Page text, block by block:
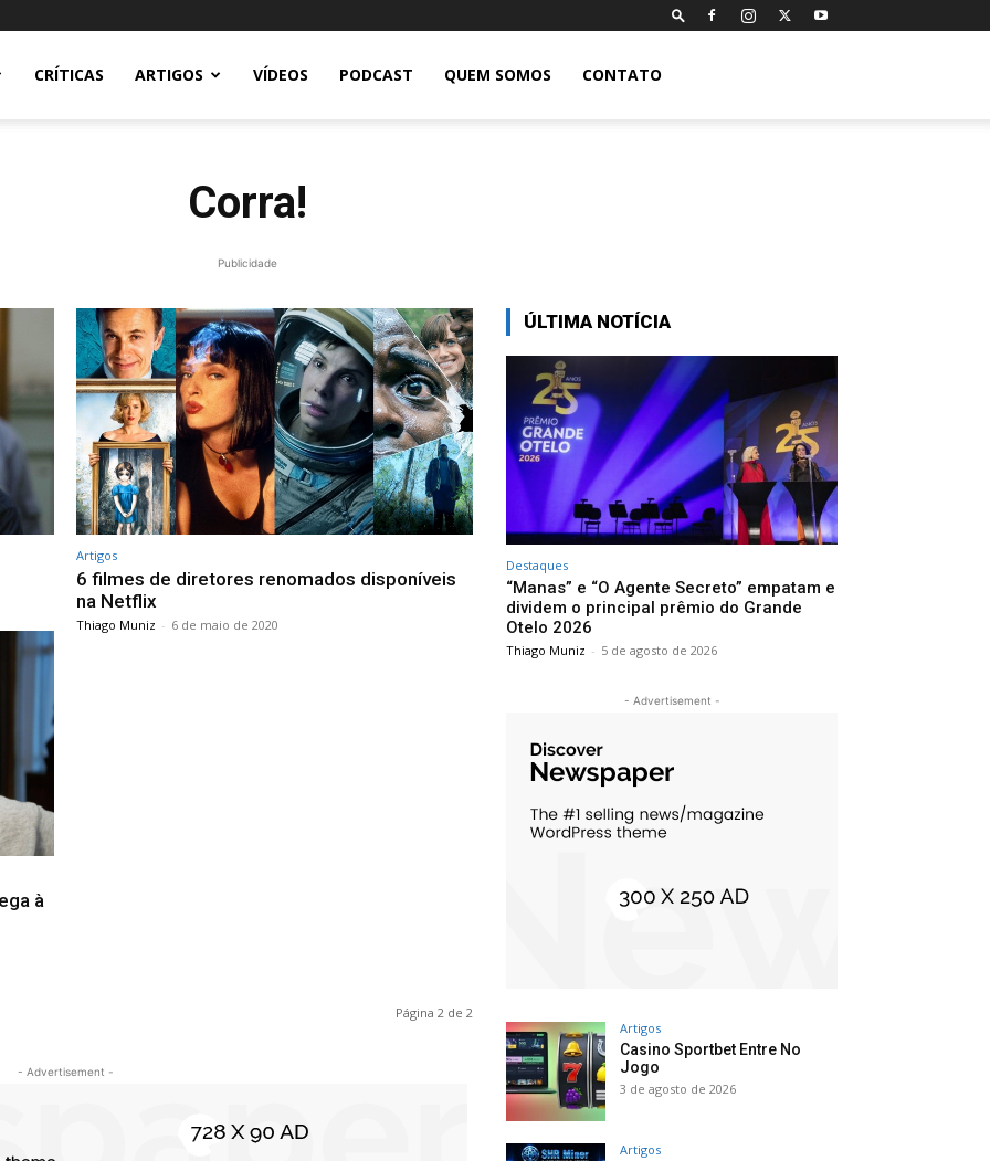
CRÍTICAS ARTIGOS VÍDEOS PODCAST QUEM SOMOS CONTATO
Corra!
Publicidade
Artigos
6 filmes de diretores renomados disponíveis
na Netflix
Thiago Muniz - 6 de maio de 2020
à
Página 2 de 2
- Advertisement -
ÚLTIMA NOTÍCIA
Destaques
“Manas” e “O Agente Secreto” empatam e
dividem o principal prêmio do Grande
Otelo 2026
Thiago Muniz - 5 de agosto de 2026
- Advertisement -
Artigos
Casino Sportbet Entre No
Jogo
3 de agosto de 2026
Artigos